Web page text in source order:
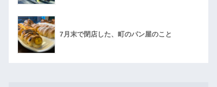
7月末で閉店した、町のパン屋のこと